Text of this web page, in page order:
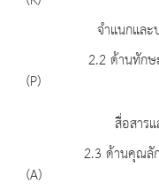
จำแนกและบอกลั
2.2 ด้านทักษะก
สื่อสารและสื่อค
2.3 ด้านคุณลักษ